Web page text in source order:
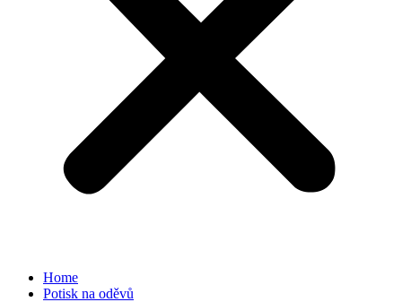
Home
Potisk na oděvů